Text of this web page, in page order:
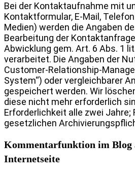
Bei der Kontaktaufnahme mit
Kontaktformular, E-Mail,
Medien) werden die Angaben
Bearbeitung der
Abwicklung gem. Art. 6 Abs. 1
verarbeitet. Die Angaben der
Customer-Relationship-
System“) oder vergleichbarer
gespeichert werden. Wir
diese nicht mehr erforderlich
Erforderlichkeit alle zwei Jahre;
gesetzlichen
Kommentarfunktion im Blog
Internetseite